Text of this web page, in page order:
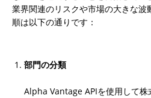
業界関連のリスクや市場の大きな
順は以下の通りです：
部門の分類
Alpha Vantage APIを使用して